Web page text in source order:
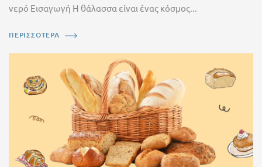
νερό Εισαγωγή Η θάλασσα είναι ένας κόσμος...
ΠΕΡΙΣΣΟΤΕΡΑ